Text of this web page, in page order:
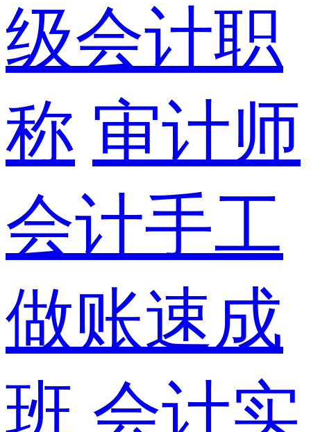
级会计职
称 审计师
会计手工
做账速成
班 会计实